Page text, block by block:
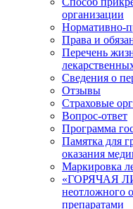
организации
Нормативно-
Права и
Перечень
Сведения о
Отзывы
Страховые
Вопрос-ответ
Программа
Памятка для
оказания
Маркировка
«ГОРЯЧАЯ
неотложного
препаратами